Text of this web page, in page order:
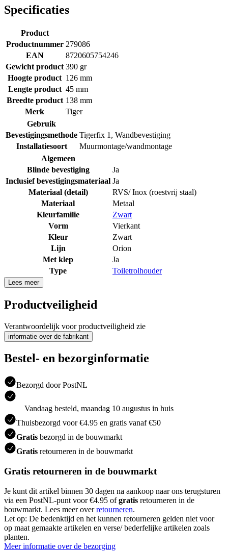
Specificaties
Product
Productnummer 279086
EAN
8720605754246
Gewicht product 390 gr
Hoogte product 126 mm
Lengte product 45 mm
Breedte product 138 mm
Merk
Tiger
Gebruik
Bevestigingsmethode Tigerfix 1 , Wandbevestiging
Installatiesoort
Muurmontage/wandmontage
Algemeen
Blinde bevestiging
Ja
Inclusief bevestigingsmateriaal Ja
Materiaal (detail)
RVS/ Inox (roestvrij staal)
Materiaal
Metaal
Kleurfamilie
Zwart
Vorm
Vierkant
Kleur
Zwart
Lijn
Orion
Met klep
Ja
Type
Toiletrolhouder
Lees meer
Productveiligheid
Verantwoordelijk voor productveiligheid zie
informatie over de fabrikant
Bestel- en bezorginformatie
Bezorgd door PostNL
Vandaag besteld, maandag 10 augustus in huis
Thuisbezorgd voor €4.95 en gratis vanaf €50
Gratis bezorgd in de bouwmarkt
Gratis retourneren in de bouwmarkt
Gratis retourneren in de bouwmarkt
Je kunt dit artikel binnen 30 dagen na aankoop naar ons terugsturen
via een PostNL-punt voor €4.95 ofgratis retourneren in de
bouwmarkt. Lees meer overretourneren.
Let op: De bedenktijd en het kunnen retourneren gelden niet voor
op maat gemaakte artikelen en verse/ bederfelijke artikelen zoals
planten.
Meer informatie over de bezorging